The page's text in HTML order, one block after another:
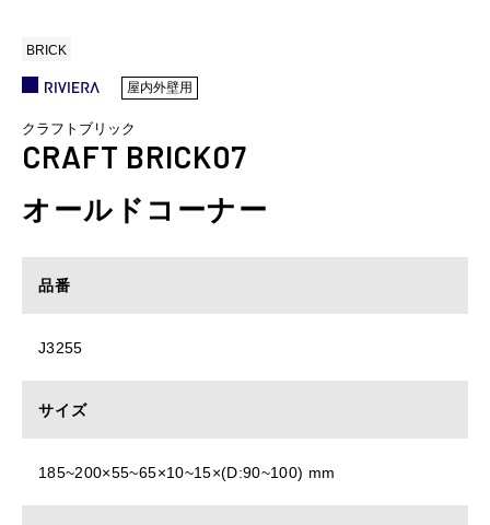
BRICK
屋内外壁用
クラフトブリック
CRAFT BRICK07
オールドコーナー
品番
J3255
サイズ
185~200×55~65×10~15×(D:90~100) mm